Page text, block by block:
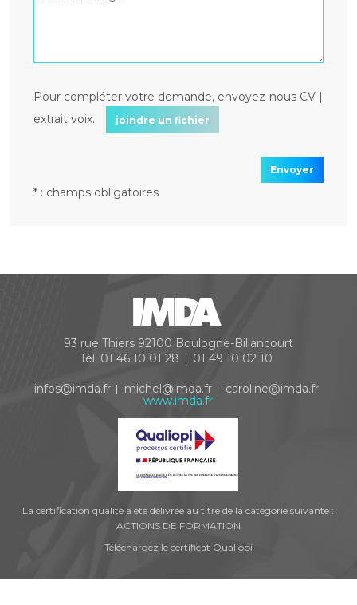
Pour compléter votre demande, envoyez-nous CV |
extrait voix.
joindre un fichier
Envoyer
* : champs obligatoires
93 rue Thiers 92100 Boulogne-Billancourt
Tél: 01 46 10 01 28 01 49 10 02 10
infos@imda.fr michel@imda.fr caroline@imda.fr
www.imda.fr
La certification qualité a été délivrée au titre de la catégorie suivante :
ACTIONS DE FORMATION
Téléchargez le certificat Qualiopi